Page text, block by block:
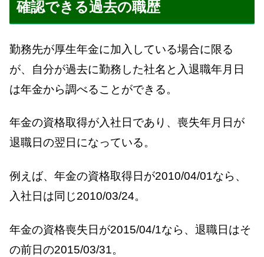
確認できる過去の職歴
勤務先が厚生年金に加入している場合に限る
が、自分が過去に勤務した社名と入退職年月日
は年金から調べることができる。
年金の資格取得が入社日であり、喪失年月日が
退職日の翌日になっている。
例えば、年金の資格取得日が2010/04/01なら、
入社日は同じ2010/03/24。
年金の資格喪失日が2015/04/1なら、退職日はそ
の前日の2015/03/31。